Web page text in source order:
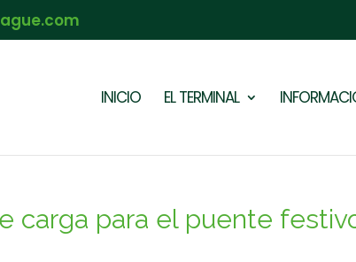
INICIO EL TERMINAL
carga para el puente